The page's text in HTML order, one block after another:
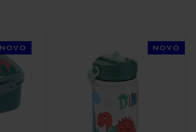
NOVO NOVO